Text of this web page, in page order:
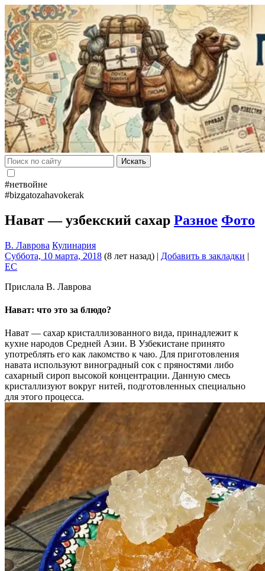
Искать
#нетвойне
#bizgatozahavokerak
Нават — узбекский сахар Разное Фото
В. Лаврова Кулинария
Суббота, 10 марта, 2018 (8 лет назад) | Добавить в закладки |
EC
Прислала В. Лаврова
Нават: что это за блюдо?
Нават — сахар кристаллизованного вида, принадлежит к
кухне народов Средней Азии. В Узбекистане принято
употреблять его как лакомство к чаю. Для приготовления
навата используют виноградный сок с пряностями либо
сахарный сироп высокой концентрации. Данную смесь
кристаллизуют вокруг нитей, подготовленных специально
для этого процесса.